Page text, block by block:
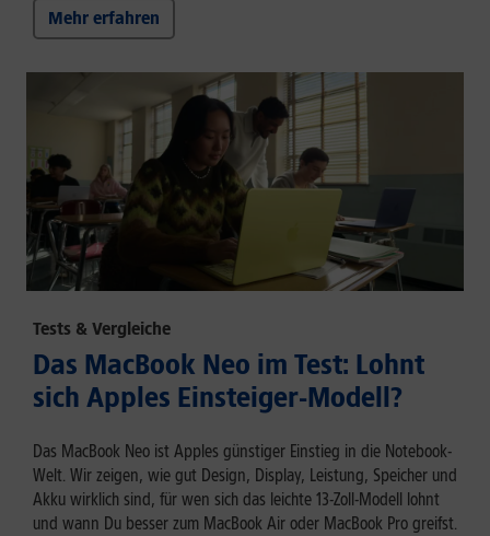
Mehr erfahren
Tests & Vergleiche
Das MacBook Neo im Test: Lohnt
sich Apples Einsteiger-Modell?
Das MacBook Neo ist Apples günstiger Einstieg in die Notebook-
Welt. Wir zeigen, wie gut Design, Display, Leistung, Speicher und
Akku wirklich sind, für wen sich das leichte 13-Zoll-Modell lohnt
und wann Du besser zum MacBook Air oder MacBook Pro greifst.